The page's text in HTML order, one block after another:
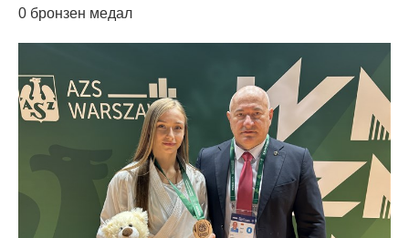
0 бронзен медал